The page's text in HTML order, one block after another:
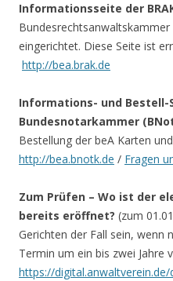
Informationsseite der
eingerichtet. Diese Seite ist
http://bea.brak.de
Informations- und Bestell-
Bundesnotarkammer
Bestellung der beA Karten
http://bea.bnotk.de / Fragen
Zum Prüfen – Wo ist der
bereits eröffnet? (zum
Gerichten der Fall sein, wenn
Termin um ein bis zwei Jahre
https://